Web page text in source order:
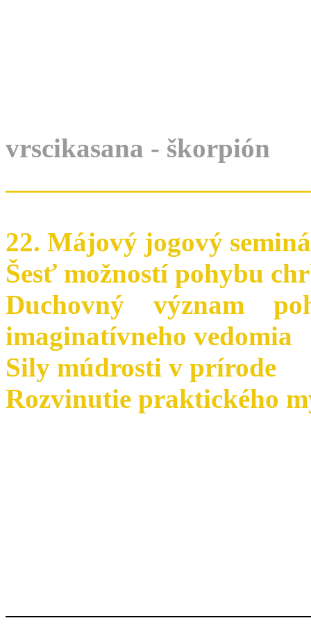
vrscikasana - škorpión
22. Májový jogový
Šesť možností pohybu
Duchovný význam
imaginatívneho vedomia
Sily múdrosti v prírode
Rozvinutie praktického